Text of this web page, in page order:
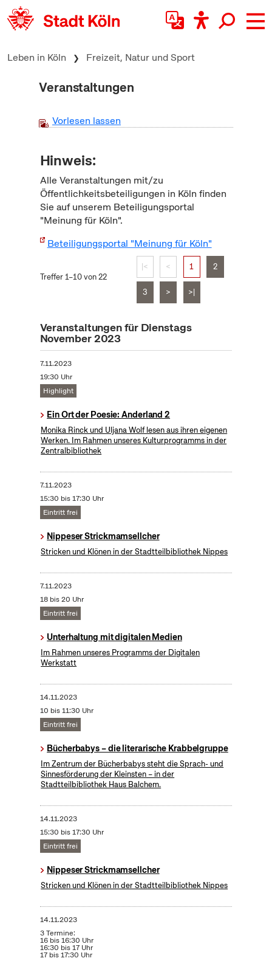
zum Inhalt springen
Leben in Köln Freizeit, Natur und Sport
Veranstaltungen
Vorlesen lassen
Hinweis:
Alle Veranstaltungen mit/zu
Öffentlichkeitsbeteiligungen in Köln finden
Sie auf unserem Beteiligungsportal
"Meinung für Köln".
Beteiligungsportal "Meinung für Köln"
Treffer 1–10 von 22
|< < 1 2
3 > >|
Veranstaltungen für Dienstags
November 2023
7.11.2023
19:30 Uhr
Highlight
Ein Ort der Poesie: Anderland 2
Monika Rinck und Uljana Wolf lesen aus ihren eigenen
Werken. Im Rahmen unseres Kulturprogramms in der
Zentralbibliothek
7.11.2023
15:30 bis 17:30 Uhr
Eintritt frei
Nippeser Strickmamsellcher
Stricken und Klönen in der Stadtteilbibliothek Nippes
7.11.2023
18 bis 20 Uhr
Eintritt frei
Unterhaltung mit digitalen Medien
Im Rahmen unseres Programms der Digitalen
Werkstatt
14.11.2023
10 bis 11:30 Uhr
Eintritt frei
Bücherbabys – die literarische Krabbelgruppe
Im Zentrum der Bücherbabys steht die Sprach- und
Sinnesförderung der Kleinsten – in der
Stadtteilbibliothek Haus Balchem.
14.11.2023
15:30 bis 17:30 Uhr
Eintritt frei
Nippeser Strickmamsellcher
Stricken und Klönen in der Stadtteilbibliothek Nippes
14.11.2023
3 Termine:
16 bis 16:30 Uhr
16:30 bis 17 Uhr
17 bis 17:30 Uhr